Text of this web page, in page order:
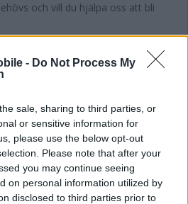
- Do Not Process My
sale, sharing to third parties, or
or sensitive information for
please use the below opt-out
Please note that after your
you may continue seeing
on personal information utilized by
disclosed to third parties prior to
och vill du hjälpa oss att bli
ett betalkort. Du registrerar dig
summa du valt från ditt kort varje
du genom att skicka ett mejl
.
ditt stöd som hjälper oss att
varje dag året om!